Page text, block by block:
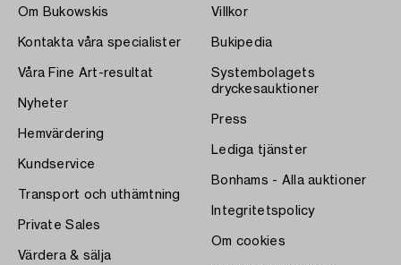
Om Bukowskis
Kontakta våra specialister
Våra Fine Art-resultat
Nyheter
Hemvärdering
Kundservice
Transport och uthämtning
Private Sales
Värdera & sälja
Villkor
Bukipedia
Systembolagets
dryckesauktioner
Press
Lediga tjänster
Bonhams - Alla auktioner
Integritetspolicy
Om cookies